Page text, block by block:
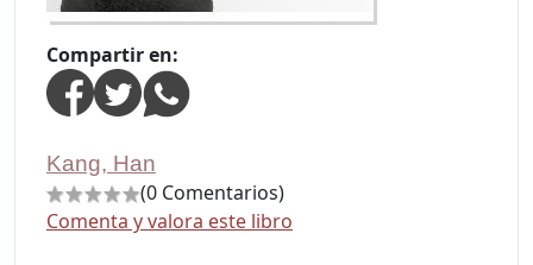
Compartir en:
Kang, Han
(0 Comentarios)
Comenta y valora este libro